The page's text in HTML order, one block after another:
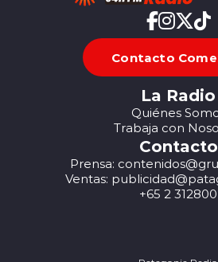
Contacto
La Radio
Quiénes
Trabaja con
Contacto
Prensa:
Ventas:
+65 2 312800